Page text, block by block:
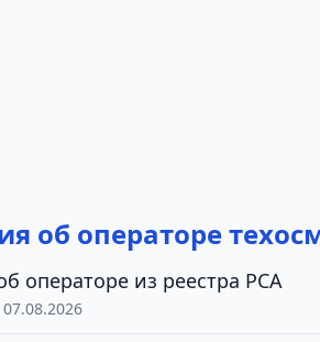
об операторе
операторе из реестра РСА